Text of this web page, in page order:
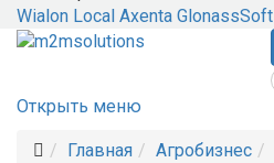
Wialon Local Axenta GlonassSoft
Открыть меню
Главная Агробизнес